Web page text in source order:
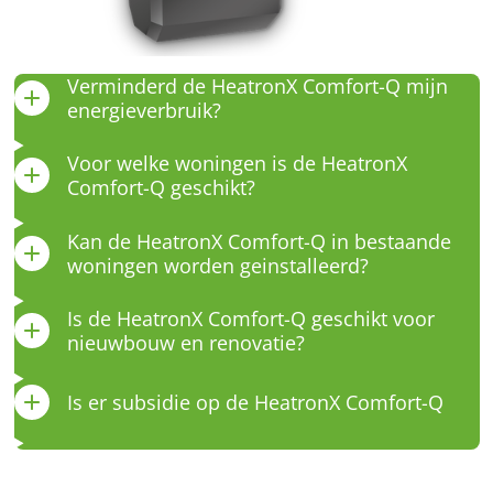
Verminderd de HeatronX Comfort-Q mijn
energieverbruik?
Voor welke woningen is de HeatronX
Comfort-Q geschikt?
Kan de HeatronX Comfort-Q in bestaande
woningen worden geinstalleerd?
Is de HeatronX Comfort-Q geschikt voor
nieuwbouw en renovatie?
Is er subsidie op de HeatronX Comfort-Q